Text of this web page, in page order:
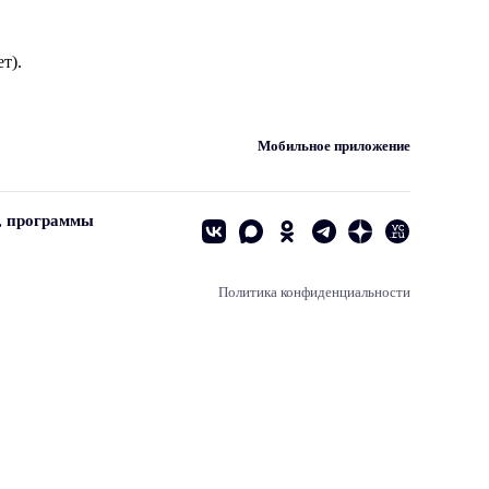
Мобильное приложение
программы
Политика конфиденциальности